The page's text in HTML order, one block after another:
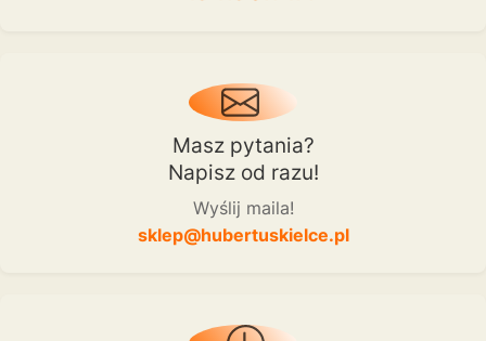
Masz pytania?
Napisz od razu!
Wyślij maila!
sklep@hubertuskielce.pl